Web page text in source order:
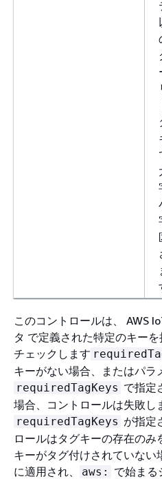
このコントロールは、 AWS
タ で定義された特定のキー
チェックします
キーがない場合、またはパラ
requiredTagKeys で指定
場合、コントロールは失敗し
requiredTagKeys が指定
ロールはタグキーの存在の
キーがタグ付けされていない
に適用され、
aws: で始まる